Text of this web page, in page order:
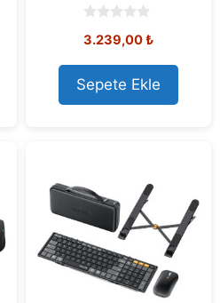
o
t
o
f
5
3.239,00₺
Sepete Ekle